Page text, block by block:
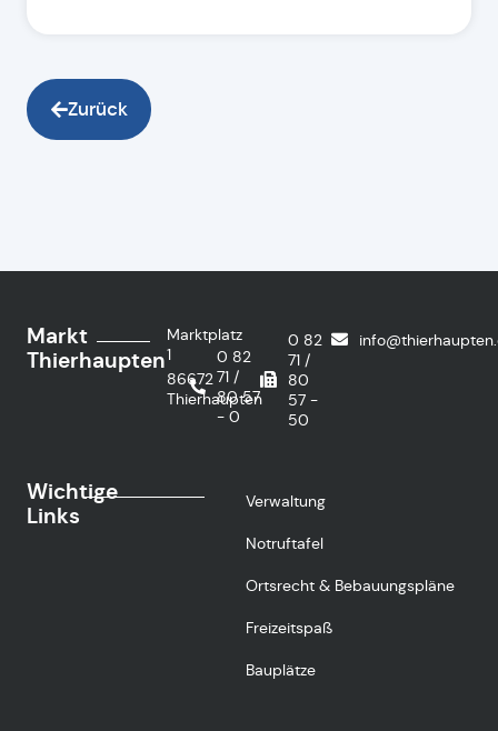
Zurück
Markt
Thierhaupten
Marktplatz
1
86672
Thierhaupten
0 82
71 /
80 57
- 0
0 82
71 /
80
57 -
50
Wichtige
Links
Verwaltung
Notruftafel
Ortsrecht & Bebauungspläne
Freizeitspaß
Bauplätze